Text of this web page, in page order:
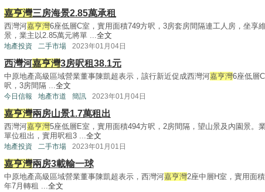
嘉亨灣三房海景2.85萬承租
西灣河嘉亨灣6座低層C室，實用面積749方呎，3房套房間隔連工人房，坐享
景，業主以2.85萬元將單 ...全文
地產投資 二手市場 2023年01月04日
西灣河嘉亨灣3房呎租38.1元
中原地產高級區域營業董事陳凱超表示，該行新近促成西灣河嘉亨灣6座低層
呎，3房間隔 ...全文
今日信報 地產市道 簡訊 2023年01月04日
嘉亨灣兩房山景1.7萬租出
西灣河嘉亨灣5座低層E室，實用面積494方呎，2房間隔，望山景及內園景。
單位租出，實用呎租3 ...全文
地產投資 二手市場 2023年01月01日
嘉亨灣兩房3載輸一球
中原地產高級區域營業董事陳凱超表示，西灣河嘉亨灣2座中層H室，實用面
年7月轉租 ...全文